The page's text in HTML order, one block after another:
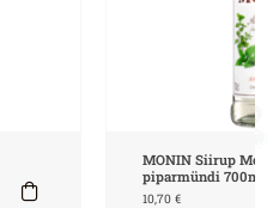
MONIN Siirup
piparmündi 700ml
10,70€